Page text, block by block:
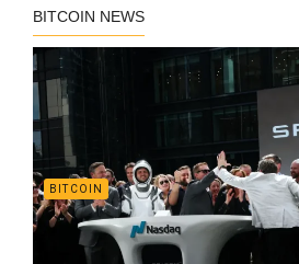
BITCOIN NEWS
BITCOIN